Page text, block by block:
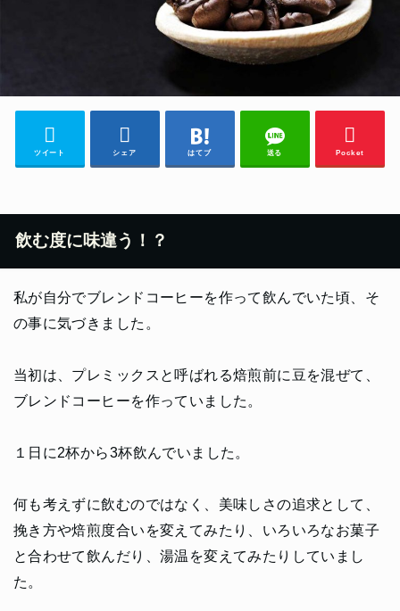
ツイート シェア はてブ 送る Pocket
飲む度に味違う！？
私が自分でブレンドコーヒーを作って飲んでいた頃、そ
の事に気づきました。
当初は、プレミックスと呼ばれる焙煎前に豆を混ぜて、
ブレンドコーヒーを作っていました。
１日に2杯から3杯飲んでいました。
何も考えずに飲むのではなく、美味しさの追求として、
挽き方や焙煎度合いを変えてみたり、いろいろなお菓子
と合わせて飲んだり、湯温を変えてみたりしていまし
た。